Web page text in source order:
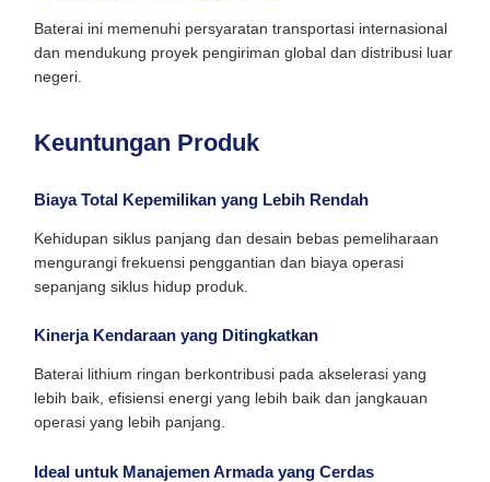
Baterai ini memenuhi persyaratan transportasi internasional
dan mendukung proyek pengiriman global dan distribusi luar
negeri.
Keuntungan Produk
Biaya Total Kepemilikan yang Lebih Rendah
Kehidupan siklus panjang dan desain bebas pemeliharaan
mengurangi frekuensi penggantian dan biaya operasi
sepanjang siklus hidup produk.
Kinerja Kendaraan yang Ditingkatkan
Baterai lithium ringan berkontribusi pada akselerasi yang
lebih baik, efisiensi energi yang lebih baik dan jangkauan
operasi yang lebih panjang.
Ideal untuk Manajemen Armada yang Cerdas